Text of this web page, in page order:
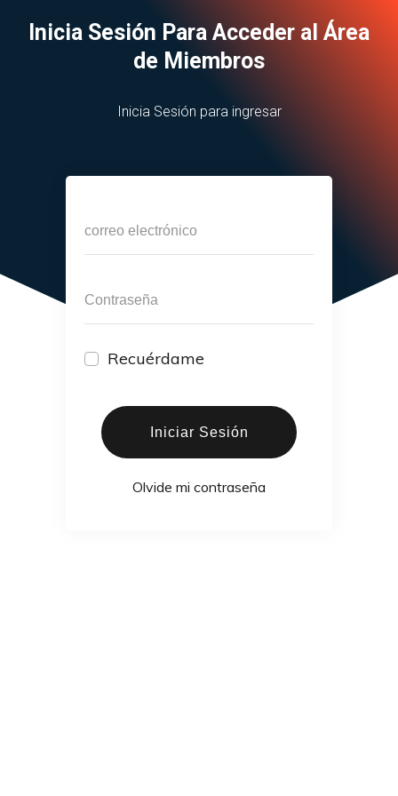
Inicia Sesión Para Acceder al Área
de Miembros
Inicia Sesión para ingresar
Recuérdame
Iniciar Sesión
Olvide mi contraseña